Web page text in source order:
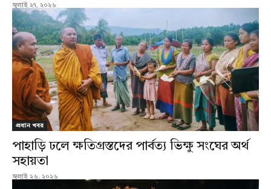
জুলাই ২৭, ২০২৬
প্রধান খবর
পাহাড়ি ঢলে ক্ষতিগ্রস্তদের পার্বত্য ভিক্ষু সংঘের অর্থ
সহায়তা
জুলাই ২৬, ২০২৬